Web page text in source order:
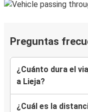
Preguntas
¿Cuánto dura el
a Lieja?
¿Cuál es la